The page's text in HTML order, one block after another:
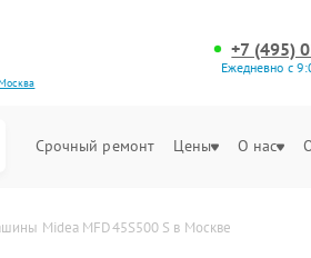
+7 (495)
Ежедневно с
Срочный ремонт Цены О нас
Midea MFD45S500 S в Москве